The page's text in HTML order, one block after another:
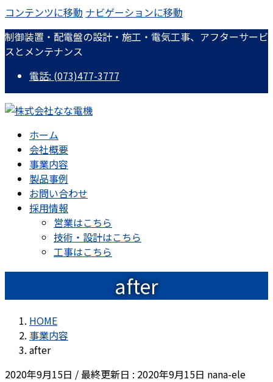
コンテンツに移動 ナビゲーションに移動
制御装置・配電盤の設計・施工・電気工事、アフターサービ
スとメンテナンス
電話: (073)477-3777
ホーム
会社概要
事業内容
製品事例
お問い合わせ
採用情報
営業はこちら
技術・設計はこちら
工事はこちら
after
HOME
事業内容
after
2020年9月15日 / 最終更新日 : 2020年9月15日 nana-ele